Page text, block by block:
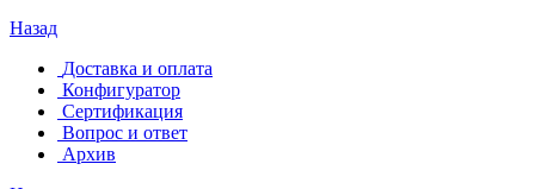
Назад
Доставка и оплата
Конфигуратор
Сертификация
Вопрос и ответ
Архив